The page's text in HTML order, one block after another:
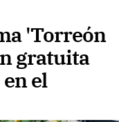
'Torreón
gratuita
el